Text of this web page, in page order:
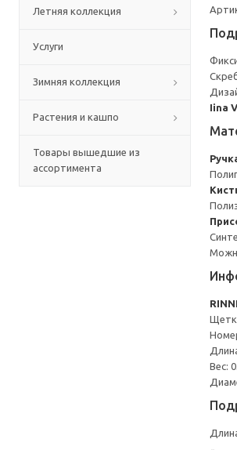
Летняя коллекция
Услуги
Зимняя коллекция
Растения и кашпо
Товары вышедшие из
ассортимента
Iina
Вес: